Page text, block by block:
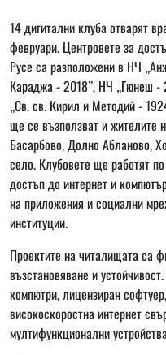
14 дигитални клуба отварят
февруари. Центровете за
Русе са разположени в НЧ
Караджа - 2018”, НЧ „Гюнеш
„Св. св. Кирил и Методий -
ще се възползват и жителите
Басарбово, Долно Абланово,
село. Клубовете ще работят
достъп до интернет и
на приложения и социални
институции.
Проектите на читалищата са
възстановяване и
компютри, лицензиран
високоскоростна интернет
мултифункционални